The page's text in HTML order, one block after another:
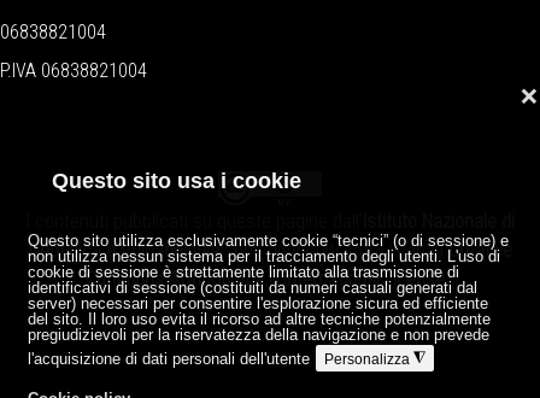
Questo sito usa i cookie
Questo sito utilizza esclusivamente cookie “tecnici” (o di sessione) e
non utilizza nessun sistema per il tracciamento degli utenti. L'uso di
cookie di sessione è strettamente limitato alla trasmissione di
identificativi di sessione (costituiti da numeri casuali generati dal
server) necessari per consentire l'esplorazione sicura ed efficiente
del sito. Il loro uso evita il ricorso ad altre tecniche potenzialmente
pregiudizievoli per la riservatezza della navigazione e non prevede
l'acquisizione di dati personali dell'utente
Personalizza◮
❌
06838821004
P.IVA 06838821004
Geofisica e Vulcanologiasono distribuiti sotto licenzaCreative
Commons Attribution 4.0 International License.